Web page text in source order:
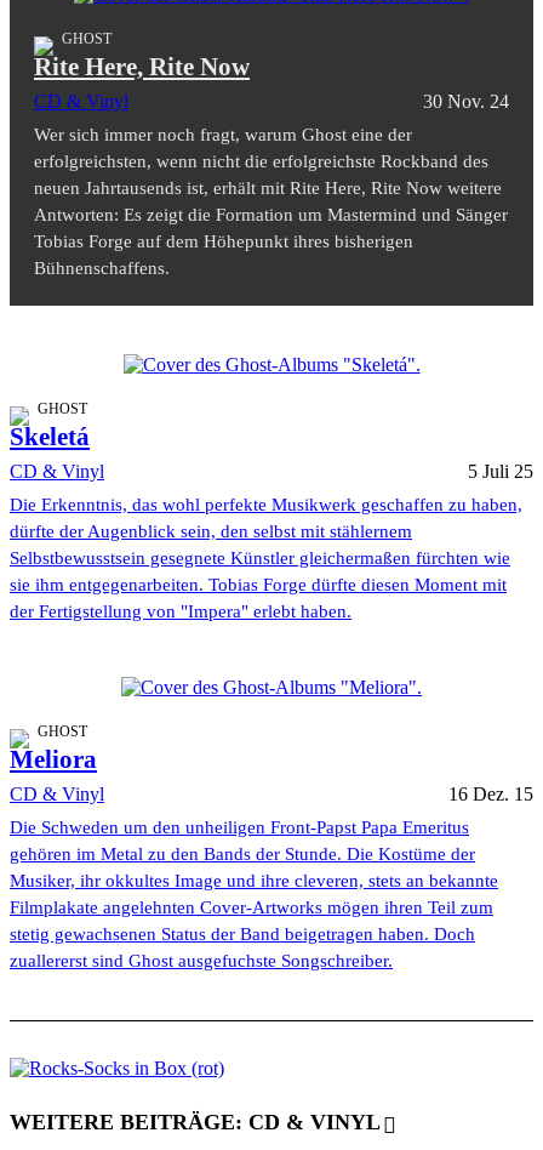
GHOST
Rite Here, Rite Now
CD & Vinyl 30 Nov. 24
Wer sich immer noch fragt, warum Ghost eine der
erfolgreichsten, wenn nicht die erfolgreichste Rockband des
neuen Jahrtausends ist, erhält mit Rite Here, Rite Now weitere
Antworten: Es zeigt die Formation um Mastermind und Sänger
Tobias Forge auf dem Höhepunkt ihres bisherigen
Bühnenschaffens.
GHOST
Skeletá
CD & Vinyl 5 Juli 25
Die Erkenntnis, das wohl perfekte Musikwerk geschaffen zu haben,
dürfte der Augenblick sein, den selbst mit stählernem
Selbstbewusstsein gesegnete Künstler gleichermaßen fürchten wie
sie ihm entgegenarbeiten. Tobias Forge dürfte diesen Moment mit
der Fertigstellung von "Impera" erlebt haben.
GHOST
Meliora
CD & Vinyl 16 Dez. 15
Die Schweden um den unheiligen Front-Papst Papa Emeritus
gehören im Metal zu den Bands der Stunde. Die Kostüme der
Musiker, ihr okkultes Image und ihre cleveren, stets an bekannte
Filmplakate angelehnten Cover-Artworks mögen ihren Teil zum
stetig gewachsenen Status der Band beigetragen haben. Doch
zuallererst sind Ghost ausgefuchste Songschreiber.
WEITERE BEITRÄGE: CD & VINYL